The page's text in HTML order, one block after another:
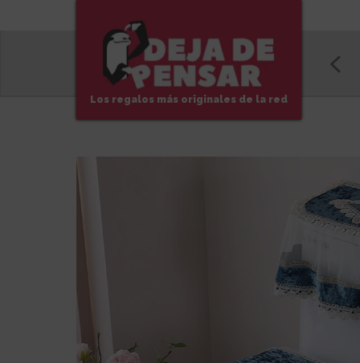
Los regalos más originales de la red